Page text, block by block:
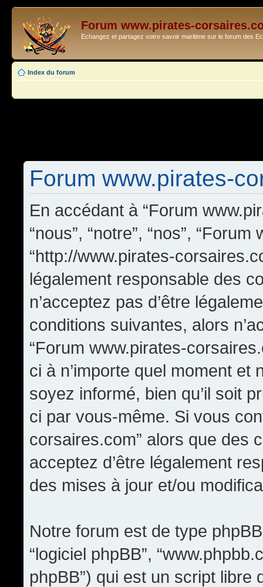
Forum www.pirates-
Echangez et partagez votre savoir maritime sur le forum des
Index du forum
Forum www.pirates-
En accédant à “Forum
“nous”, “notre”, “nos”,
“http://www.pirates-
légalement responsable des
n’acceptez pas d’être
conditions suivantes, alors
“Forum www.pirates-
ci à n’importe quel moment
soyez informé, bien qu’il soit
ci par vous-même. Si vous
corsaires.com” alors que des
acceptez d’être légalement
des mises à jour et/ou
Notre forum est de type phpBB
“logiciel phpBB”,
phpBB”) qui est un script